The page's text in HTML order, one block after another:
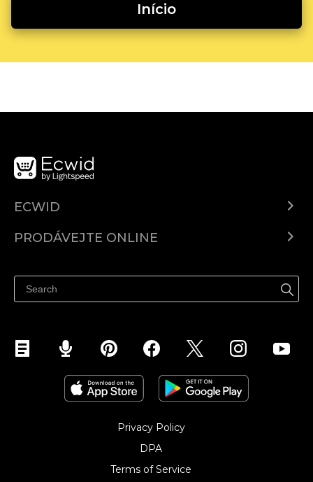
Início
ECWID
Ceny
PRODÁVEJTE ONLINE
Prodávejte na Facebooku
Prodávejte na Instagramu
Privacy Policy
DPA
Terms of Service